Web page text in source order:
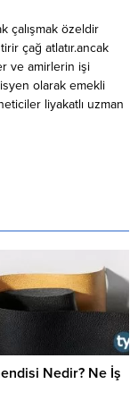
çalışmak özeldir
çağ atlatır.ancak
ve amirlerin işi
olarak emekli
liyakatlı uzman
Nedir? Ne İş